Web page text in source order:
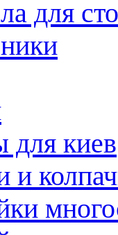
для
для киев
и